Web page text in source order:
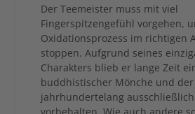
Der Teemeister muss mit viel
Fingerspitzengefühl vorgehen,
Oxidationsprozess im richtigen
stoppen. Aufgrund seines
Charakters blieb er lange Zeit
buddhistischer Mönche und der
jahrhundertelang